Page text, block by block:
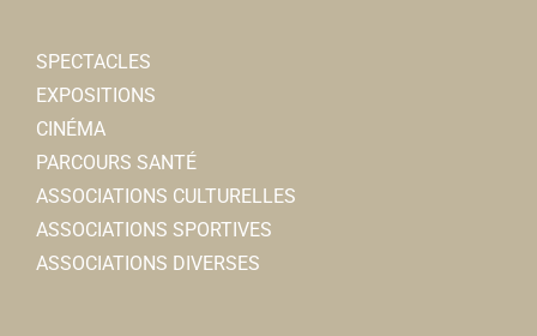
SPECTACLES
EXPOSITIONS
CINÉMA
PARCOURS SANTÉ
ASSOCIATIONS CULTURELLES
ASSOCIATIONS SPORTIVES
ASSOCIATIONS DIVERSES